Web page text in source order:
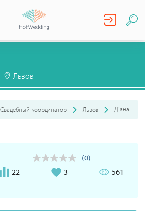
Львов
Свадебный координатор Львов Діана
(0)
22
3 561